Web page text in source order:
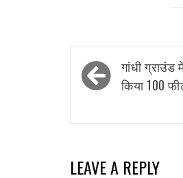
Post
navigation
गांधी ग्राउंड
किया 100
LEAVE A REPLY